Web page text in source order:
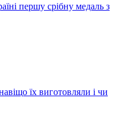
першу срібну медаль з
їх виготовляли і чи